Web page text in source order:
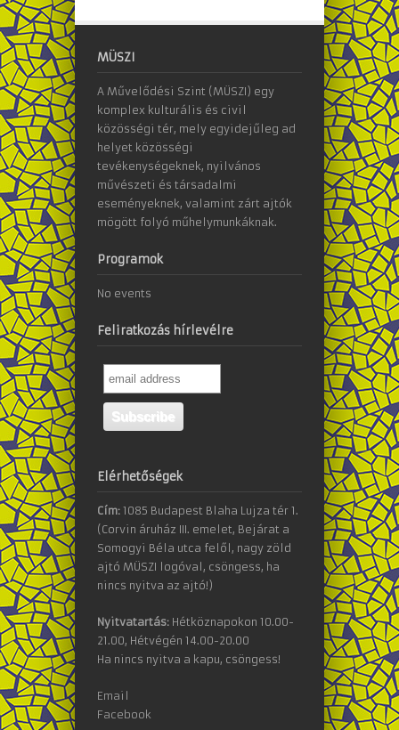
MÜSZI
A Művelődési Szint (MÜSZI) egy
komplex kulturális és civil
közösségi tér, mely egyidejűleg ad
helyet közösségi
tevékenységeknek, nyilvános
művészeti és társadalmi
eseményeknek, valamint zárt ajtók
mögött folyó műhelymunkáknak.
Programok
No events
Feliratkozás hírlevélre
Elérhetőségek
Cím: 1085 Budapest Blaha Lujza tér 1.
(Corvin áruház III. emelet, Bejárat a
Somogyi Béla utca felől, nagy zöld
ajtó MÜSZI logóval, csöngess, ha
nincs nyitva az ajtó!)
Nyitvatartás: Hétköznapokon 10.00-
21.00, Hétvégén 14.00-20.00
Ha nincs nyitva a kapu, csöngess!
Email
Facebook